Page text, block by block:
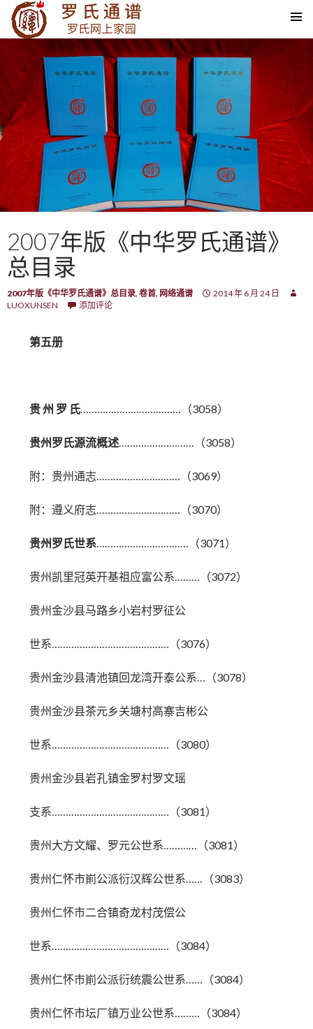
SKIP TO CONTENT
2007年版《中华罗氏通谱》
总目录
2007年版《中华罗氏通谱》总目录, 卷首, 网络通谱
2014 年 6 月 24 日
LUOXUNSEN
添加评论
第五册
贵 州 罗 氏………………………………（3058）
贵州罗氏源流概述………………………（3058）
附：贵州通志…………………………（3069）
附：遵义府志…………………………（3070）
贵州罗氏世系……………………………（3071）
贵州凯里冠英开基祖应富公系………（3072）
贵州金沙县马路乡小岩村罗征公
世系……………………………………（3076）
贵州金沙县清池镇回龙湾开泰公系…（3078）
贵州金沙县茶元乡关塘村高寨吉彬公
世系……………………………………（3080）
贵州金沙县岩孔镇金罗村罗文瑶
支系……………………………………（3081）
贵州大方文耀、罗元公世系…………（3081）
贵州仁怀市崱公派衍汉辉公世系……（3083）
贵州仁怀市二合镇奇龙村茂偿公
世系……………………………………（3084）
贵州仁怀市崱公派衍统震公世系……（3084）
贵州仁怀市坛厂镇万业公世系………（3084）